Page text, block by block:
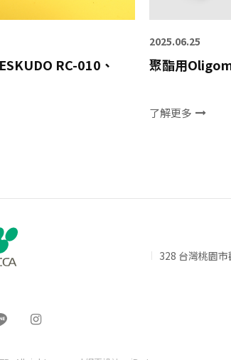
RC-010、
2025.06.25
聚酯用
了解更多
328 台灣桃園